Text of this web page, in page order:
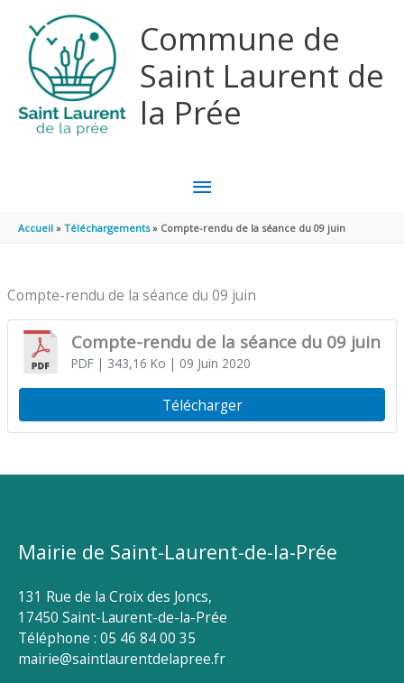
Commune de
Saint Laurent de
la Prée
MENU
PRINCIPAL
Accueil Téléchargements Compte-rendu de la séance du 09 juin
Compte-rendu de la séance du 09 juin
Compte-rendu de la séance du 09 juin
PDF| 343,16 Ko | 09 Juin 2020
Télécharger
Mairie de Saint-Laurent-de-la-Prée
131 Rue de la Croix des Joncs,
17450 Saint-Laurent-de-la-Prée
Téléphone : 05 46 84 00 35
mairie@saintlaurentdelapree.fr